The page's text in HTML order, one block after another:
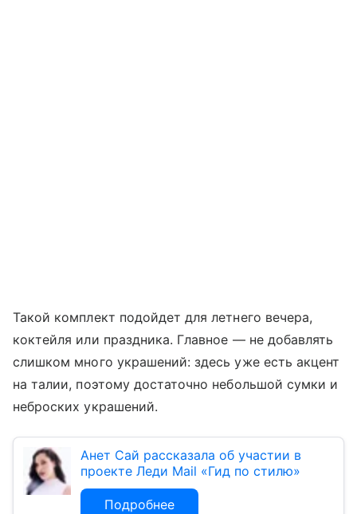
Такой комплект подойдет для летнего вечера,
коктейля или праздника. Главное — не добавлять
слишком много украшений: здесь уже есть акцент
на талии, поэтому достаточно небольшой сумки и
неброских украшений.
Анет Сай рассказала об участии в
проекте Леди Mail «Гид по стилю»
Подробнее